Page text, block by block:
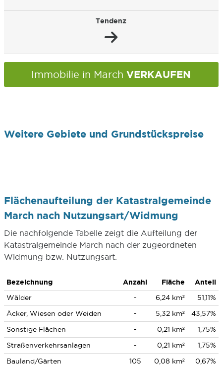
Tendenz
Immobilie in March VERKAUFEN
Weitere Gebiete und Grundstückspreise
Flächenaufteilung der Katastralgemeinde
March nach Nutzungsart/Widmung
Die nachfolgende Tabelle zeigt die Aufteilung der
Katastralgemeinde March nach der zugeordneten
Widmung bzw. Nutzungsart.
Bezeichnung Anzahl Fläche
Anteil
Wälder
- 6,24 km²
51,11%
Äcker, Wiesen oder Weiden
- 5,32 km²
43,57%
Sonstige Flächen
- 0,21 km²
1,75%
Straßenverkehrsanlagen
- 0,21 km²
1,75%
Bauland/Gärten
105 0,08 km² 0,67%